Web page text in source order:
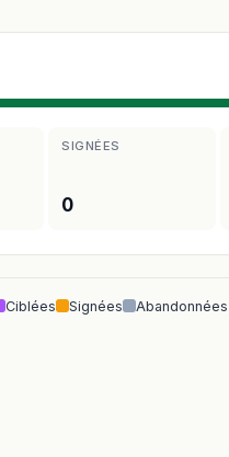
SIGNÉES
0
Ciblées Signées Abandonnées